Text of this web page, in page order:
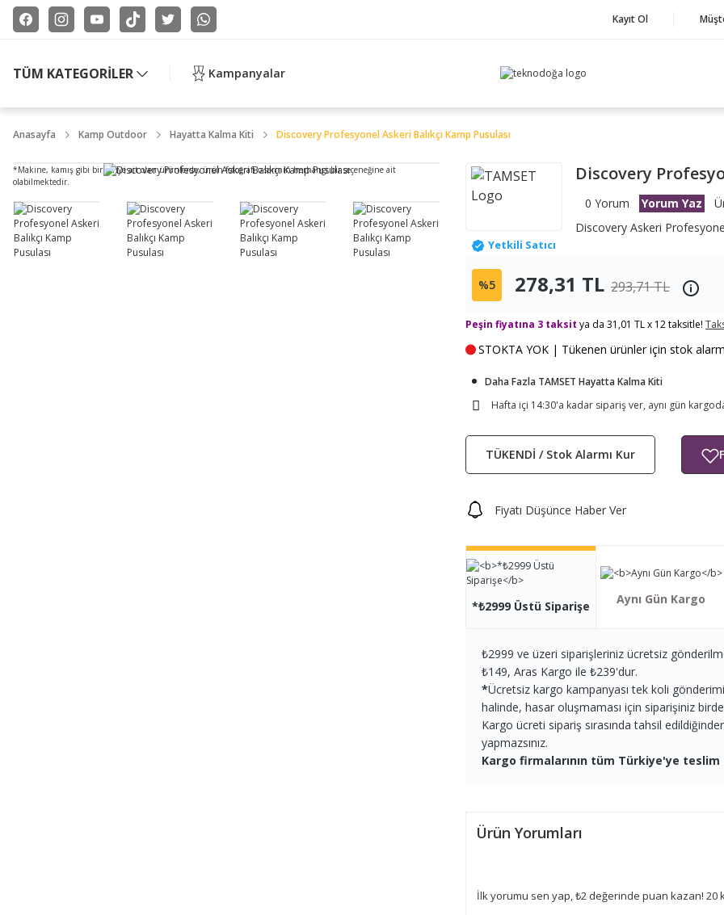
Kayıt Ol
TÜM KATEGORİLER Kampanyalar
Anasayfa Kamp Outdoor Hayatta Kalma Kiti Discovery Profesyonel Askeri Balıkçı Kamp Pusulası
*Makine, kamış gibi bir seriye ait olan ürünlerde, ürün fotoğrafı o serinin herhangi bir seçeneğine ait
olabilmektedir.
Yetkili Satıcı
Discovery
0 Yorum Yorum Yaz
Discovery Askeri
%5 278,31 TL 293,71 TL
Peşin fiyatına 3 taksit ya da 31,01 TL x 12 taksitle!
STOKTA YOK | Tükenen ürünler için stok
Daha Fazla TAMSET Hayatta Kalma Kiti
Hafta içi 14:30'a kadar sipariş ver, aynı gün
TÜKENDİ / Stok Alarmı Kur
Fiyatı Düşünce Haber Ver
*₺2999 Üstü Siparişe Aynı Gün Kargo
₺2999 ve üzeri siparişleriniz ücretsiz
₺149, Aras Kargo ile ₺239'dur.
*Ücretsiz kargo kampanyası tek koli
halinde, hasar oluşmaması için siparişiniz
Kargo ücreti sipariş sırasında tahsil
yapmazsınız.
Kargo firmalarının tüm Türkiye'ye
Ürün Yorumları
İlk yorumu sen yap, ₺2 değerinde puan kazan!